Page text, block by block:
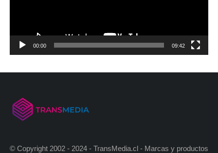
00:00 09:42
© Copyright 2002 - 2024 - TransMedia.cl - Marcas y productos